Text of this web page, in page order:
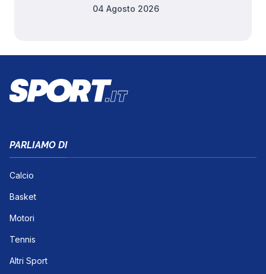
04 Agosto 2026
PARLIAMO DI
Calcio
Basket
Motori
Tennis
Altri Sport